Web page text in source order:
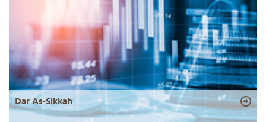
Dar As-Sikkah